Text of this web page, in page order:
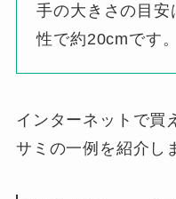
手の大きさの目安
性で約20cmです。
インターネットで買
サミの一例を紹介し